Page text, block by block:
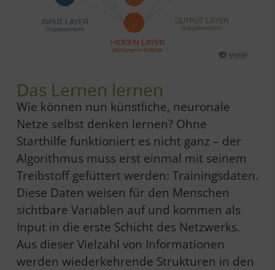
Das Lernen lernen
Wie können nun künstliche, neuronale
Netze selbst denken lernen? Ohne
Starthilfe funktioniert es nicht ganz – der
Algorithmus muss erst einmal mit seinem
Treibstoff gefüttert werden: Trainingsdaten.
Diese Daten weisen für den Menschen
sichtbare Variablen auf und kommen als
Input in die erste Schicht des Netzwerks.
Aus dieser Vielzahl von Informationen
werden wiederkehrende Strukturen in den